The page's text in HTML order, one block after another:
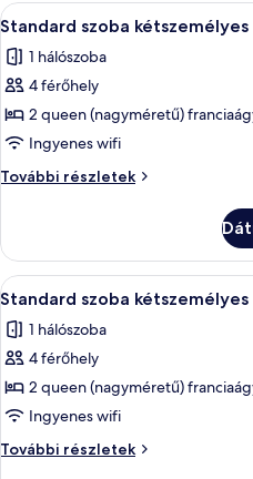
A
következő
szoba
összes
képének
megtekintése:
Standard
szoba
ággyal,
akadálymentesített
9
Standard szoba
1 hálószoba
4 férőhely
2 queen (nagyméretű)
Ingyenes wifi
További részletek
Standard
akadálymentesített
további
részletei
A
következő
szoba
összes
képének
megtekintése:
Standard
szoba
9
Standard szoba
1 hálószoba
4 férőhely
2 queen (nagyméretű)
Ingyenes wifi
További részletek
Standard